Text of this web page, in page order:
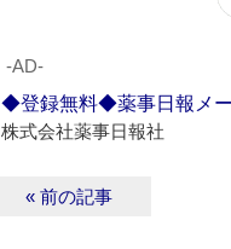
‐AD‐
◆登録無料◆薬事日報メ
株式会社薬事日報社
« 前の記事